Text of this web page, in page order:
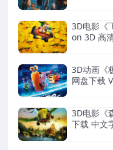
3D电影《
on 3D 高
3D动画《
网盘下载
3D电影《
下载 中文